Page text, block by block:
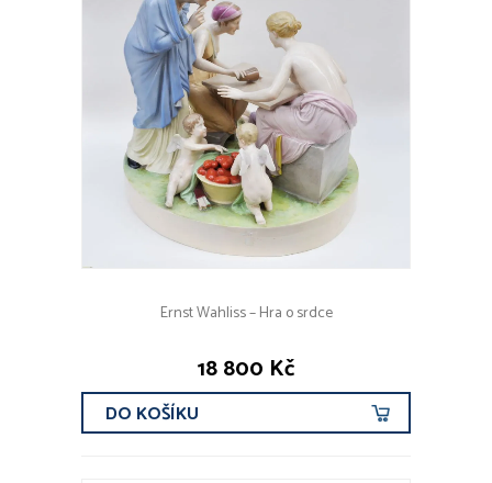
Ernst Wahliss – Hra o srdce
18 800 Kč
DO KOŠÍKU